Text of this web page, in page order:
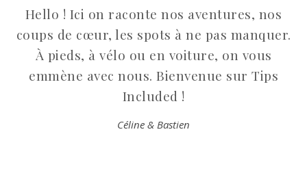
Hello ! Ici on raconte nos aventures, nos
coups de cœur, les spots à ne pas manquer.
À pieds, à vélo ou en voiture, on vous
emmène avec nous. Bienvenue sur Tips
Included !
Céline & Bastien